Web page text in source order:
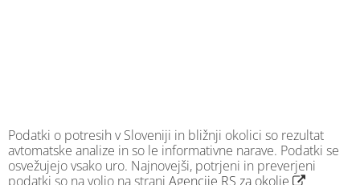
Podatki o potresih v Sloveniji in bližnji okolici so rezultat
avtomatske analize in so le informativne narave. Podatki se
osvežujejo vsako uro. Najnovejši, potrjeni in preverjeni
podatki so na voljo na strani Agencije RS za okolje